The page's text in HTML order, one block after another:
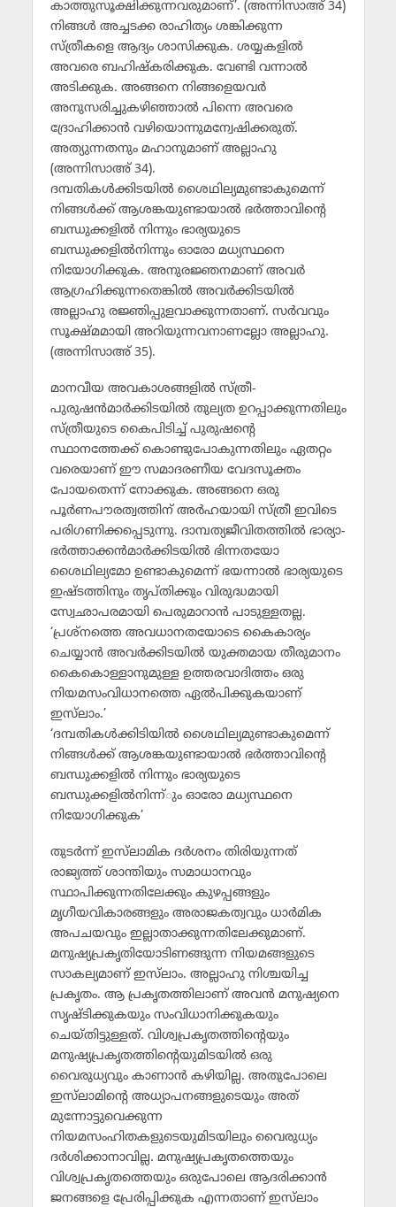
കാത്തുസൂക്ഷിക്കുന്നവരുമാണ്’. (അന്നിസാഅ് 34)
നിങ്ങള്‍ അച്ചടക്ക രാഹിത്യം ശങ്കിക്കുന്ന
സ്ത്രീകളെ ആദ്യം ശാസിക്കുക. ശയ്യകളില്‍
അവരെ ബഹിഷ്‌കരിക്കുക. വേണ്ടി വന്നാല്‍
അടിക്കുക. അങ്ങനെ നിങ്ങളെയവര്‍
അനുസരിച്ചുകഴിഞ്ഞാല്‍ പിന്നെ അവരെ
ദ്രോഹിക്കാന്‍ വഴിയൊന്നുമന്വേഷിക്കരുത്.
അത്യുന്നതനും മഹാനുമാണ് അല്ലാഹു
(അന്നിസാഅ് 34).
ദമ്പതികള്‍ക്കിടയില്‍ ശൈഥില്യമുണ്ടാകുമെന്ന്
നിങ്ങള്‍ക്ക് ആശങ്കയുണ്ടായാല്‍ ഭര്‍ത്താവിന്റെ
ബന്ധുക്കളില്‍ നിന്നും ഭാര്യയുടെ
ബന്ധുക്കളില്‍നിന്നും ഓരോ മധ്യസ്ഥനെ
നിയോഗിക്കുക. അനുരജ്ഞനമാണ് അവര്‍
ആഗ്രഹിക്കുന്നതെങ്കില്‍ അവര്‍ക്കിടയില്‍
അല്ലാഹു രജ്ഞിപ്പുളവാക്കുന്നതാണ്. സര്‍വവും
സൂക്ഷ്മമായി അറിയുന്നവനാണല്ലോ അല്ലാഹു.
(അന്നിസാഅ് 35).
മാനവീയ അവകാശങ്ങളില്‍ സ്ത്രീ-
പുരുഷന്‍മാര്‍ക്കിടയില്‍ തുല്യത ഉറപ്പാക്കുന്നതിലും
സ്ത്രീയുടെ കൈപിടിച്ച് പുരുഷന്റെ
സ്ഥാനത്തേക്ക് കൊണ്ടുപോകുന്നതിലും ഏതറ്റം
വരെയാണ് ഈ സമാദരണീയ വേദസൂക്തം
പോയതെന്ന് നോക്കുക. അങ്ങനെ ഒരു
പൂര്‍ണപൗരത്വത്തിന് അര്‍ഹയായി സ്ത്രീ ഇവിടെ
പരിഗണിക്കപ്പെടുന്നു. ദാമ്പത്യജീവിതത്തില്‍ ഭാര്യാ-
ഭര്‍ത്താക്കന്‍മാര്‍ക്കിടയില്‍ ഭിന്നതയോ
ശൈഥില്യമോ ഉണ്ടാകുമെന്ന് ഭയന്നാല്‍ ഭാര്യയുടെ
ഇഷ്ടത്തിനും തൃപ്തിക്കും വിരുദ്ധമായി
സ്വേഛാപരമായി പെരുമാറാന്‍ പാടുള്ളതല്ല.
‘പ്രശ്‌നത്തെ അവധാനതയോടെ കൈകാര്യം
ചെയ്യാന്‍ അവര്‍ക്കിടയില്‍ യുക്തമായ തീരുമാനം
കൈകൊള്ളാനുമുള്ള ഉത്തരവാദിത്തം ഒരു
നിയമസംവിധാനത്തെ ഏല്‍പിക്കുകയാണ്
ഇസ്‌ലാം.’
‘ദമ്പതികള്‍ക്കിടിയില്‍ ശൈഥില്യമുണ്ടാകുമെന്ന്
നിങ്ങള്‍ക്ക് ആശങ്കയുണ്ടായാല്‍ ഭര്‍ത്താവിന്റെ
ബന്ധുക്കളില്‍ നിന്നും ഭാര്യയുടെ
ബന്ധുക്കളില്‍നിന്ന്ും ഓരോ മധ്യസ്ഥനെ
നിയോഗിക്കുക’
തുടര്‍ന്ന് ഇസ്‌ലാമിക ദര്‍ശനം തിരിയുന്നത്
രാജ്യത്ത് ശാന്തിയും സമാധാനവും
സ്ഥാപിക്കുന്നതിലേക്കും കുഴപ്പങ്ങളും
മൃഗീയവികാരങ്ങളും അരാജകത്വവും ധാര്‍മിക
അപചയവും ഇല്ലാതാക്കുന്നതിലേക്കുമാണ്.
മനുഷ്യപ്രകൃതിയോടിണങ്ങുന്ന നിയമങ്ങളുടെ
സാകല്യമാണ് ഇസ്‌ലാം. അല്ലാഹു നിശ്ചയിച്ച
പ്രകൃതം. ആ പ്രകൃതത്തിലാണ് അവന്‍ മനുഷ്യനെ
സൃഷ്ടിക്കുകയും സംവിധാനിക്കുകയും
ചെയ്തിട്ടുള്ളത്. വിശ്വപ്രകൃതത്തിന്റെയും
മനുഷ്യപ്രകൃതത്തിന്റെയുമിടയില്‍ ഒരു
വൈരുധ്യവും കാണാന്‍ കഴിയില്ല. അതുപോലെ
ഇസ്‌ലാമിന്റെ അധ്യാപനങ്ങളുടെയും അത്
മുന്നോട്ടുവെക്കുന്ന
നിയമസംഹിതകളുടെയുമിടയിലും വൈരുധ്യം
ദര്‍ശിക്കാനാവില്ല. മനുഷ്യപ്രകൃതത്തെയും
വിശ്വപ്രകൃതത്തെയും ഒരുപോലെ ആദരിക്കാന്‍
ജനങ്ങളെ പ്രേരിപ്പിക്കുക എന്നതാണ് ഇസ്‌ലാം